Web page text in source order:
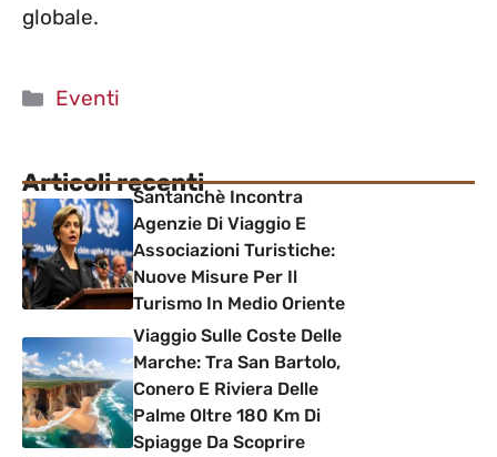
globale.
Categorie
Eventi
Articoli recentiSantanchè Incontra
Agenzie Di Viaggio E
Associazioni Turistiche:
Nuove Misure Per Il
Turismo In Medio Oriente
Viaggio Sulle Coste Delle
Marche: Tra San Bartolo,
Conero E Riviera Delle
Palme Oltre 180 Km Di
Spiagge Da Scoprire